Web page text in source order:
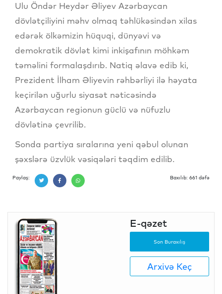
Ulu Öndər Heydər Əliyev Azərbaycan
dövlətçiliyini məhv olmaq təhlükəsindən xilas
edərək ölkəmizin hüquqi, dünyəvi və
demokratik dövlət kimi inkişafının möhkəm
təməlini formalaşdırıb. Natiq əlavə edib ki,
Prezident İlham Əliyevin rəhbərliyi ilə həyata
keçirilən uğurlu siyasət nəticəsində
Azərbaycan regionun güclü və nüfuzlu
dövlətinə çevrilib.
Sonda partiya sıralarına yeni qəbul olunan
şəxslərə üzvlük vəsiqələri təqdim edilib.
Paylaş: Baxılıb: 661 dəfə
E-qəzet
Son Buraxılış
Arxivə Keç